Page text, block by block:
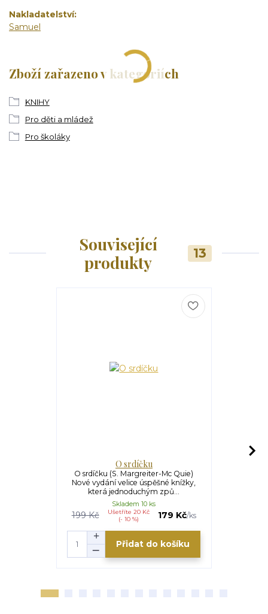
Nakladatelství
Samuel
Zboží zařazeno v kategoriích
KNIHY
Pro děti a mládež
Pro školáky
Související
produkty
13
O srdíčku
O srdíčku (S. Margreiter-Mc Quie)
Nové vydání velice úspěšné knížky,
která jednoduchým způ...
199 Kč
Ušetříte 20 Kč
(- 10 %)
179 Kč/ks
Skladem 10 ks
Přidat do košíku